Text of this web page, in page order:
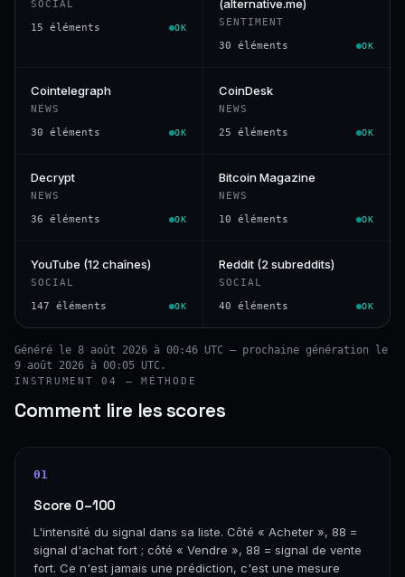
SOCIAL
15 éléments OK
(alternative.me)
SENTIMENT
30 éléments OK
Cointelegraph
NEWS
30 éléments OK
CoinDesk
NEWS
25 éléments OK
Decrypt
NEWS
36 éléments OK
Bitcoin Magazine
NEWS
10 éléments OK
YouTube (12 chaînes)
SOCIAL
147 éléments OK
Reddit (2 subreddits)
SOCIAL
40 éléments OK
Généré le 8 août 2026 à 00:46 UTC — prochaine génération le
9 août 2026 à 00:05 UTC.
INSTRUMENT 04 — MÉTHODE
Comment lire les scores
01
Score 0–100
L'intensité du signal dans sa liste. Côté « Acheter », 88 =
signal d'achat fort ; côté « Vendre », 88 = signal de vente
fort. Ce n'est jamais une prédiction, c'est une mesure